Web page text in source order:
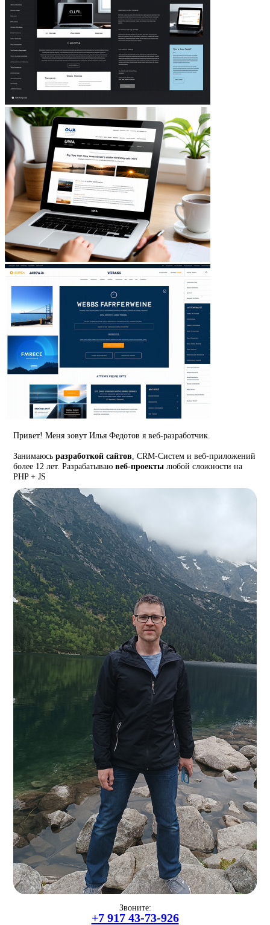
Привет! Меня зовут Илья Федотов я веб-разработчик.
Занимаюсьразработкой сайтов , CRM-Систем и веб-приложений
более 12 лет. Разрабатываювеб-проекты любой сложности на
PHP + JS
Звоните:
+7 917 43-73-926